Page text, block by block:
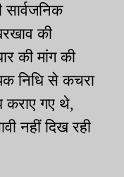
सार्वजनिक
की
की मांग की
निधि से कचरा
कराए गए थे,
नहीं दिख रही